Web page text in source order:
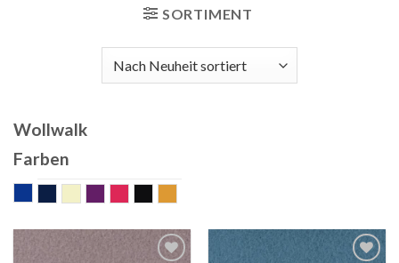
SORTIMENT
Wollwalk
Farben